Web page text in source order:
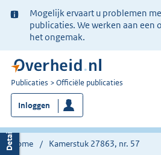
Ter
informatie:
Mogelijk ervaart u problemen
publicaties. We werken aan een
het ongemak.
U
bent
nu
hier:
Publicaties Officiële publicaties
Inloggen
Home Kamerstuk 27863, nr. 57